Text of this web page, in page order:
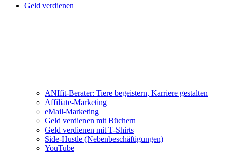
Geld verdienen
ANIfit-Berater: Tiere begeistern, Karriere gestalten
Affiliate-Marketing
eMail-Marketing
Geld verdienen mit Büchern
Geld verdienen mit T-Shirts
Side-Hustle (Nebenbeschäftigungen)
YouTube